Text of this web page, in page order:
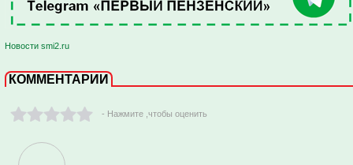
Новости smi2.ru
КОММЕНТАРИИ
- Нажмите ,чтобы оценить